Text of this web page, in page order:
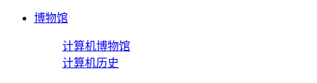
博物馆
计算机博物馆
计算机历史